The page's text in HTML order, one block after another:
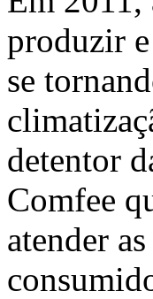
produzir
se
detentor
Comfee
atender